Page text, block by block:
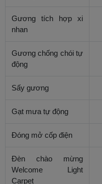
Gương tích hợp xi
nhan
Gương chống chói tự
động
Sấy gương
Gạt mưa tự động
Đóng mở cốp điện
Đèn chào mừng
Welcome Light
Carpet